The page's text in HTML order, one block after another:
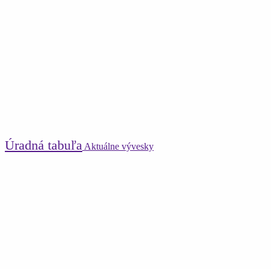
Úradná tabuľa Aktuálne vývesky